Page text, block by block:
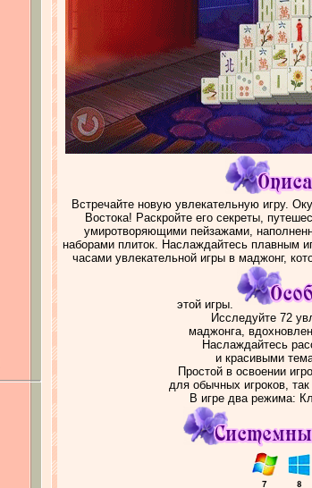
Встречайте новую увлекательную игру.
Востока! Раскройте его секреты,
умиротворяющими пейзажами,
наборами плиток. Наслаждайтесь плавным
часами увлекательной игры в маджонг,
этой игры.
Исследуйте 72
маджонга,
Наслаждайтесь
и красивыми
Простой в освоении
для обычных игроков,
В игре два режима: